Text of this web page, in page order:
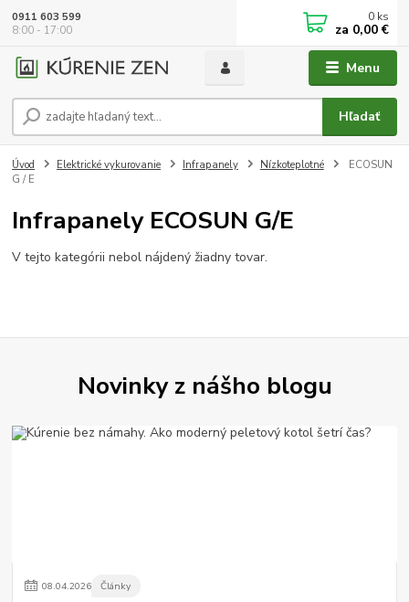
Menu
Hľadať
0911 603 599
8:00 - 17:00
0 ks
za 0,00 €
Úvod Elektrické vykurovanie Infrapanely Nízkoteplotné
ECOSUN
G / E
Infrapanely ECOSUN G/E
V tejto kategórii nebol nájdený žiadny tovar.
Novinky z nášho blogu
08.04.2026 Články